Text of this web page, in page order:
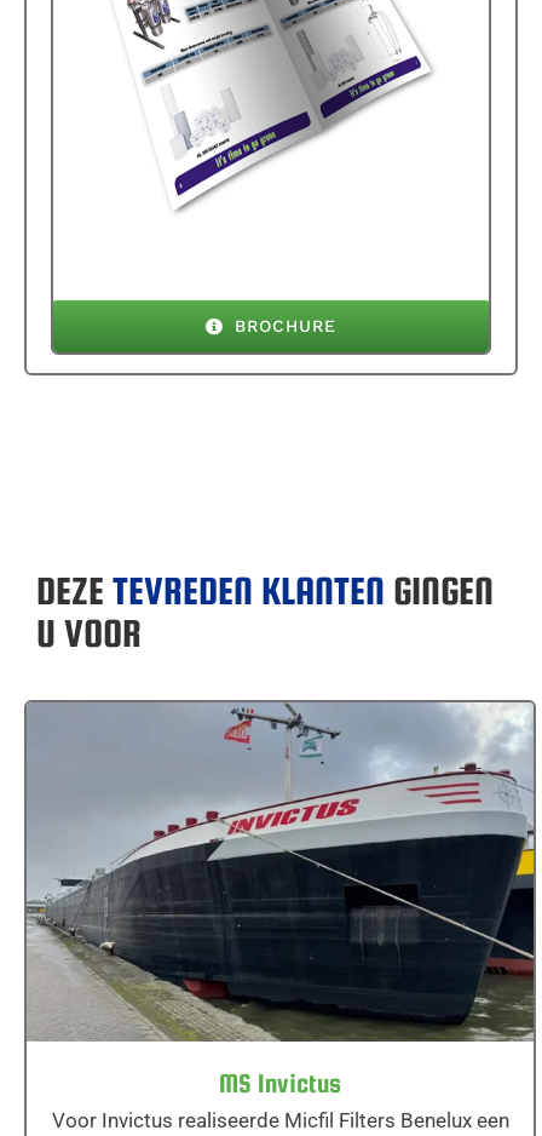
BROCHURE
DEZE TEVREDEN KLANTEN GINGEN
U VOOR
MS Invictus
MS Invictus
Voor Invictus realiseerde Micfil Filters Benelux een